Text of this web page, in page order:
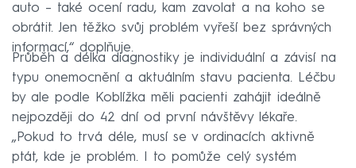
auto – také ocení radu, kam zavolat a na koho se
obrátit. Jen těžko svůj problém vyřeší bez správných
informací,“ doplňuje.
Průběh a délka diagnostiky je individuální a závisí na
typu onemocnění a aktuálním stavu pacienta. Léčbu
by ale podle Koblížka měli pacienti zahájit ideálně
nejpozději do 42 dní od první návštěvy lékaře.
„Pokud to trvá déle, musí se v ordinacích aktivně
ptát, kde je problém. I to pomůže celý systém